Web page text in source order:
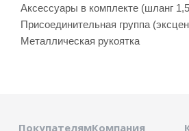
Аксессуары в комплекте (шланг
Присоединительная группа
Металлическая рукоятка
ПокупателямКомпания